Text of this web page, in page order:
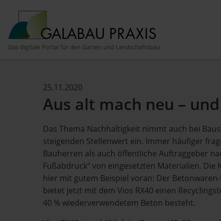
25.11.2020
Aus alt mach neu –
Das Thema Nachhaltigkeit nimmt auch bei
steigenden Stellenwert ein. Immer häufiger
Bauherren als auch öffentliche Auftraggeber
Fußabdruck“ von eingesetzten Materialien. Die
hier mit gutem Beispiel voran: Der
bietet jetzt mit dem Vios RX40 einen
40 % wiederverwendetem Beton besteht.